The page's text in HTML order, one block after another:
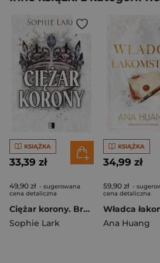
KSIĄŻKA
33,39 zł
49,90 zł - sugerowana
cena detaliczna
Ciężar korony. Brutalne dziedzictwo. Tom 6
Sophie Lark
KSIĄŻKA
34,99 zł
59,90 zł -
cena detaliczna
Ana Huang